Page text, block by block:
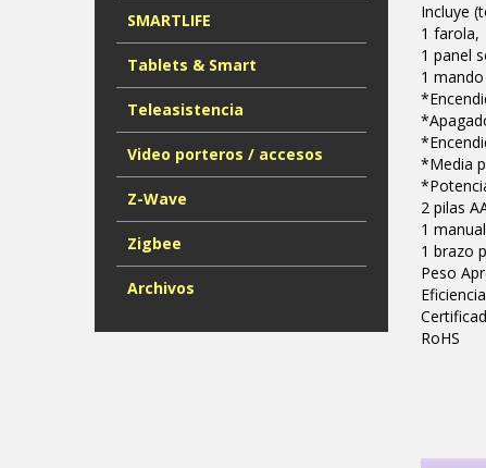
SMARTLIFE
Tablets & Smart
Teleasistencia
Video porteros / accesos
Z-Wave
Zigbee
Archivos
Incluye
1 farola,
1 panel
1
*Media
2 pilas
1
1 brazo
Peso
RoHS